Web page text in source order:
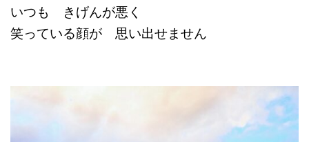
いつも きげんが悪く
笑っている顔が 思い出せません